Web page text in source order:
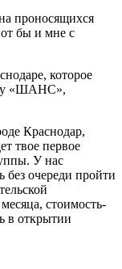
проносящихся
бы и мне с
которое
«ШАНС»,
Краснодар,
твое первое
У нас
без очереди пройти
стоимость-
в открытии